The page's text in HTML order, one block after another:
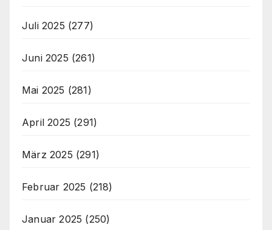
Juli 2025 (277)
Juni 2025 (261)
Mai 2025 (281)
April 2025 (291)
März 2025 (291)
Februar 2025 (218)
Januar 2025 (250)